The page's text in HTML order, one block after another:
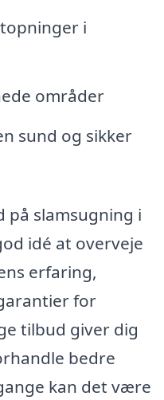
i
områder
sund og sikker
på slamsugning i
idé at overveje
erfaring,
for
tilbud giver dig
bedre
kan det være